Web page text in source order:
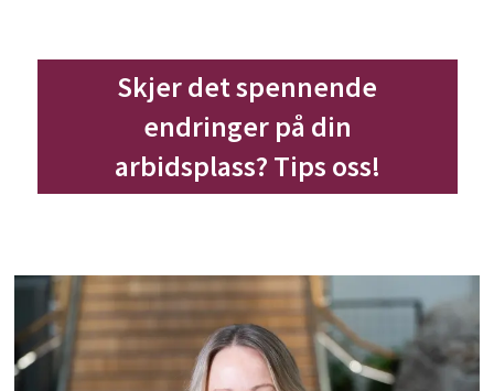
Skjer det spennende
endringer på din
arbidsplass? Tips oss!